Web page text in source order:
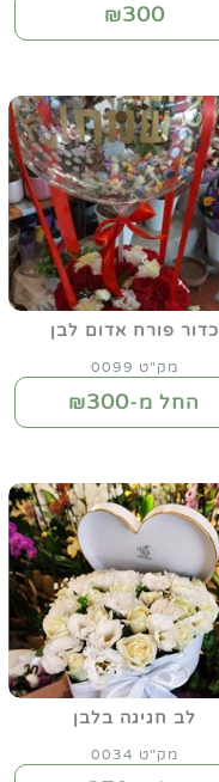
₪300
כדור פורח אדום לבן
מק"ט 0099
החל מ-₪300
לב חגיגה בלבן
מק"ט 0034